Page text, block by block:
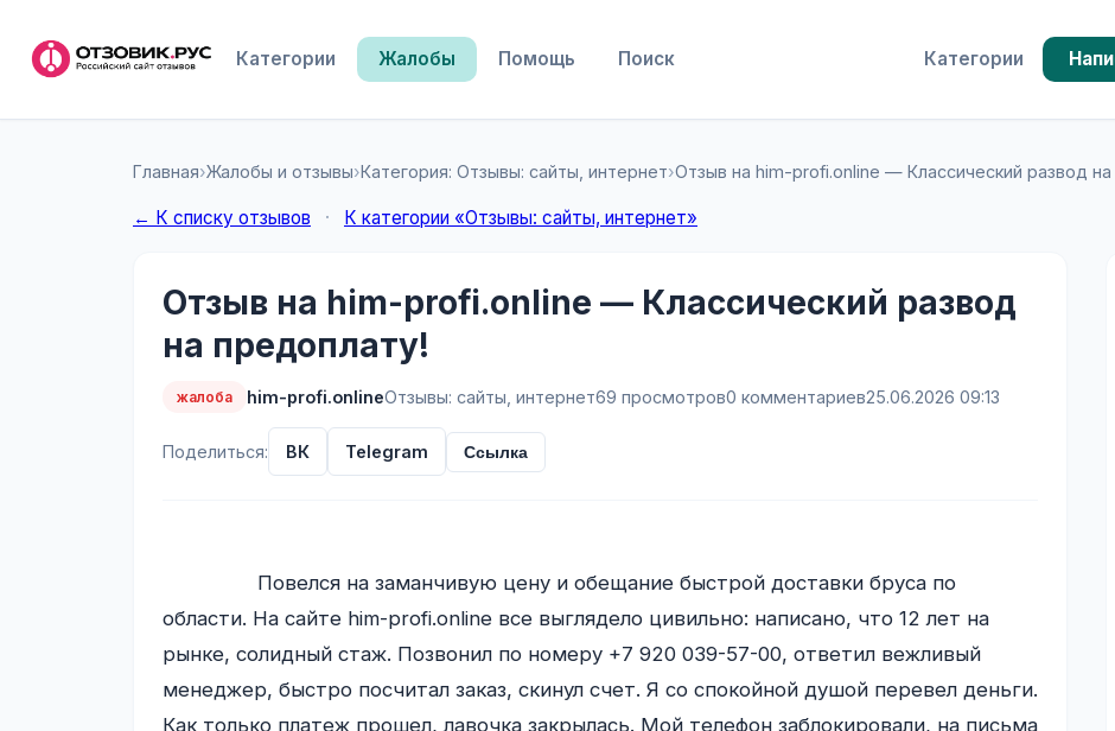
Категории Жалобы Помощь Поиск Категории
Главная›Жалобы и отзывы›Категория: Отзывы: сайты, интернет›Отзыв на him-profi.online — Классический развод на
← К списку отзывов · К категории «Отзывы: сайты, интернет»
Отзыв на him-profi.online — Классический развод
на предоплату!
жалоба him-profi.onlineОтзывы: сайты, интернет69 просмотров0 комментариев25.06.2026 09:13
Поделиться: ВК Telegram Ссылка
области. На сайте him-profi.online все выглядело цивильно: написано, что 12 лет на
рынке, солидный стаж. Позвонил по номеру +7 920 039-57-00, ответил вежливый
менеджер, быстро посчитал заказ, скинул счет. Я со спокойной душой перевел деньги.
Как только платеж прошел, лавочка закрылась. Мой телефон заблокировали, на письма